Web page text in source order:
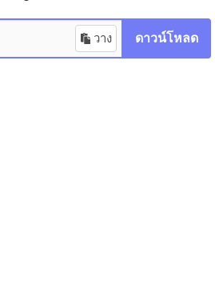
วาง ดาวน์โหลด